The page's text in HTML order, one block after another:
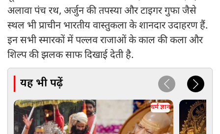
अलावा पंच रथ, अर्जुन की तपस्या और टाइगर गुफा जैसे
स्थल भी प्राचीन भारतीय वास्तुकला के शानदार उदाहरण हैं.
इन सभी स्मारकों में पल्लव राजाओं के काल की कला और
शिल्प की झलक साफ दिखाई देती है.
यह भी पढ़ें
धर्म ज्ञान